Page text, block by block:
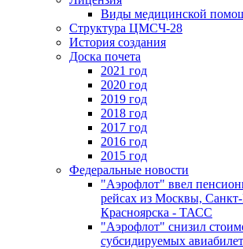
Виды медицинской
Структура ЦМСЧ-28
История создания
Доска почета
2021 год
2020 год
2019 год
2018 год
2017 год
2016 год
2015 год
Федеральные новости
"Аэрофлот" ввел
рейсах из Москвы, Санкт-
Красноярска - ТАСС
"Аэрофлот" снизил
субсидируемых